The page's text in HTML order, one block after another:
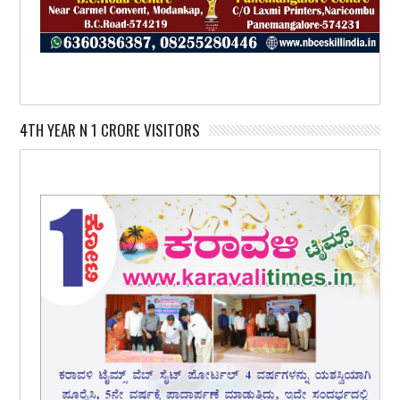
4TH YEAR N 1 CRORE VISITORS